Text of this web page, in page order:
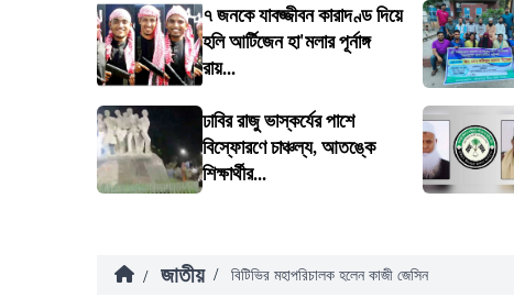
৭ জনকে যাবজ্জীবন কারাদণ্ড দিয়ে
হলি আর্টিজেন হা'মলার পূর্নাঙ্গ
রায়...
ঢাবির রাজু ভাস্কর্যের পাশে
বিস্ফোরণে চাঞ্চল্য, আতঙ্কে
শিক্ষার্থীর...
/ জাতীয় / বিটিভির মহাপরিচালক হলেন কাজী জেসিন